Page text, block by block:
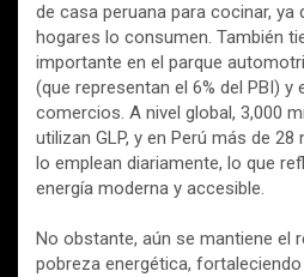
de casa peruana para cocinar, ya
hogares lo consumen. También
importante en el parque
(que representan el 6% del PBI) y
comercios. A nivel global, 3,000
utilizan GLP, y en Perú más de
lo emplean diariamente, lo que
energía moderna y accesible.
No obstante, aún se mantiene el
pobreza energética,